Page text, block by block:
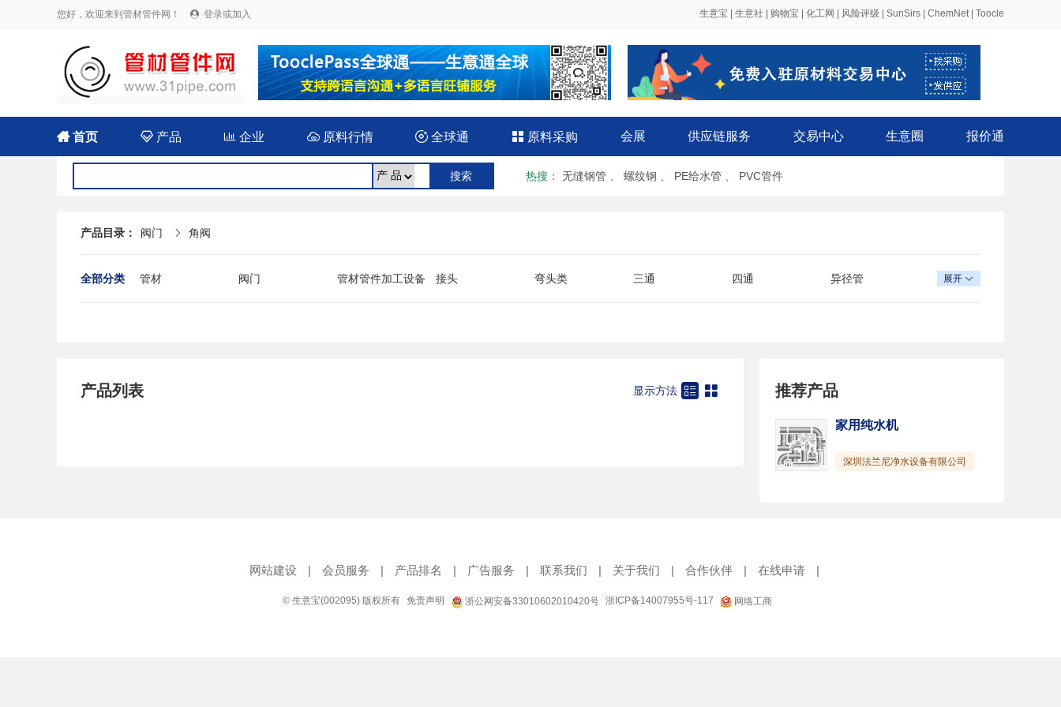
您好，欢迎来到管材管件网！  登录或加入 生意宝 生意社 购物宝 化工网 风险评级 SunSirs ChemNet| Toocle
首页 产品  企业 原料行情  全球通  原料采购 会展 供应链服务 交易中心 生意圈 报价通
热搜 ： 无缝钢管 螺纹钢 PE给水管 PVC管件
产品目录： 阀门  角阀
全部分类 管材 阀门 管材管件加工设备 接头 弯头类 三通 四通
异径管
展开 
产品列表 显示方法   推荐产品
家用纯水机
深圳法兰尼净水设备有限公司
网站建设 | 会员服务 | 产品排名 | 广告服务 | 联系我们 | 关于我们 | 合作伙伴 | 在线申请 |
© 生意宝(002095) 版权所有 免责声明 浙公网安备33010602010420号 浙ICP备14007955号-117 网络工商